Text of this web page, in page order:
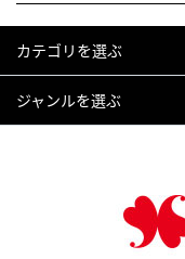
カテゴリを選ぶ
ジャンルを選ぶ